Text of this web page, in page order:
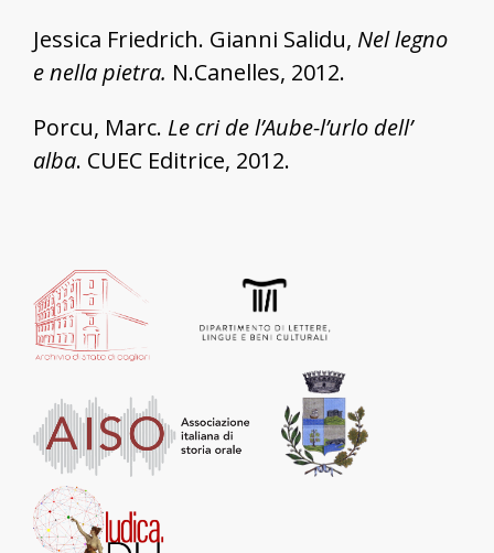
Jessica Friedrich. Gianni Salidu, Nel legno
e nella pietra. N.Canelles, 2012.
Porcu, Marc. Le cri de l’Aube-l’urlo dell’
alba. CUEC Editrice, 2012.